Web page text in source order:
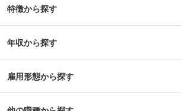
業として、電気炉を活用し一般廃棄物・産業廃棄
います。 ・当社は企業規模と比較して従業員数は
多くありません。その分、充実した教育研修制度
の下、社員一人ひとりが会社を支える中核人材と
ップできる環境があります。 変更の範囲：会社の
特徴から探す
年収から探す
雇用形態から探す